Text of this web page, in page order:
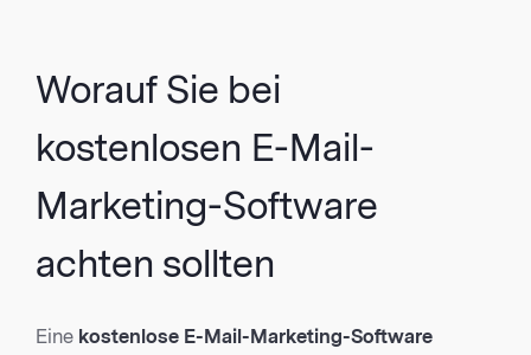
Worauf Sie bei
kostenlosen E-Mail-
Marketing-Software
achten sollten
Eine kostenlose E-Mail-Marketing-Software